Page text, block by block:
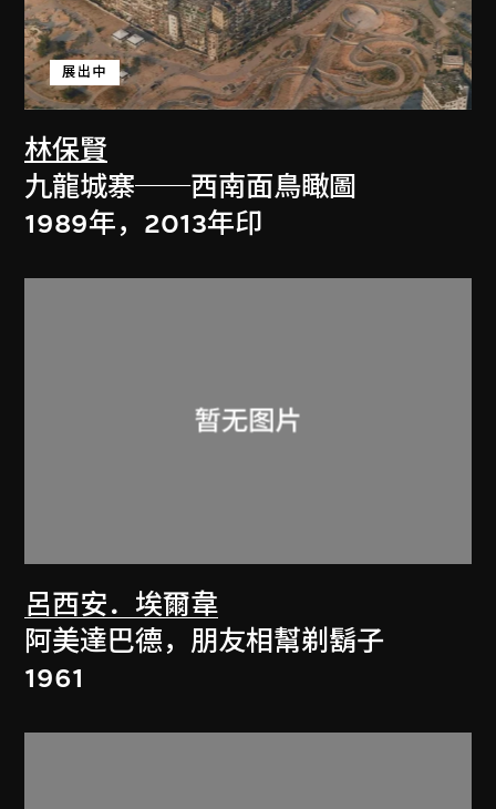
林保賢
展出中
九龍城寨──西南面鳥瞰圖
1989年，2013年印
呂西安．埃爾韋
阿美達巴德，朋友相幫剃鬍子
1961